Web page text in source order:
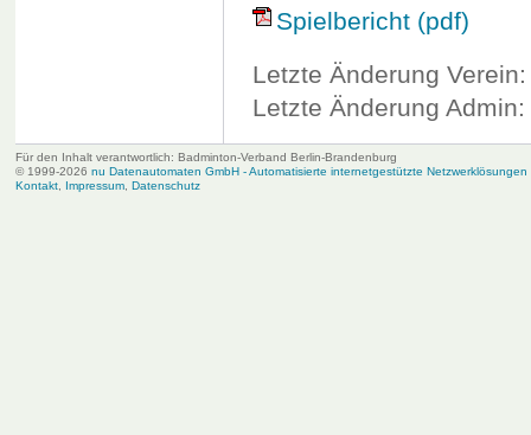
Spielbericht (pdf)
Letzte Änderung
Letzte Änderung
Für den Inhalt verantwortlich: Badminton-Verband Berlin-Brandenburg
© 1999-2026 nu Datenautomaten GmbH - Automatisierte internetgestützte Netzwerklösungen
Kontakt, Impressum, Datenschutz